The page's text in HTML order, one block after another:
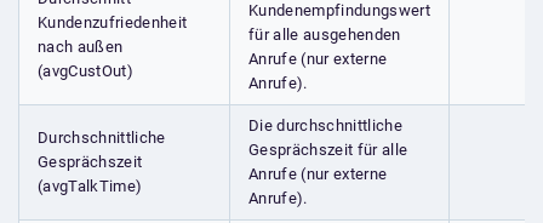
Kundenzufriedenheit
nach außen
(avgCustOut)
Kundenempfindungswert
für alle ausgehenden
Anrufe (nur externe
Anrufe).
Durchschnittliche
Gesprächszeit
(avgTalkTime)
Die durchschnittliche
Gesprächszeit für alle
Anrufe (nur externe
Anrufe).